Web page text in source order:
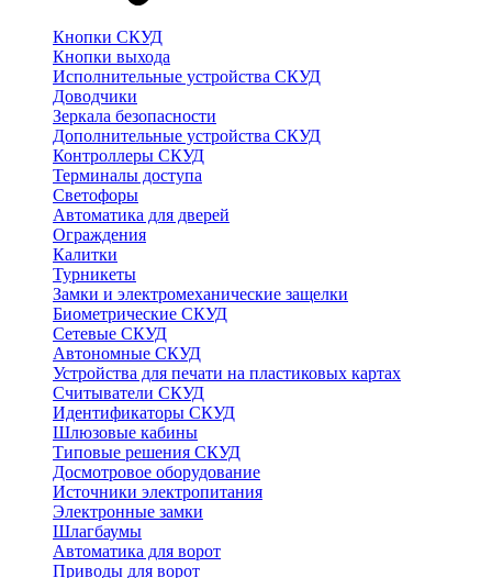
Кнопки СКУД
Кнопки выхода
Исполнительные устройства СКУД
Доводчики
Зеркала безопасности
Дополнительные устройства СКУД
Контроллеры СКУД
Терминалы доступа
Светофоры
Автоматика для дверей
Ограждения
Калитки
Турникеты
Замки и электромеханические защелки
Биометрические СКУД
Сетевые СКУД
Автономные СКУД
Устройства для печати на пластиковых картах
Считыватели СКУД
Идентификаторы СКУД
Шлюзовые кабины
Типовые решения СКУД
Досмотровое оборудование
Источники электропитания
Электронные замки
Шлагбаумы
Автоматика для ворот
Приводы для ворот